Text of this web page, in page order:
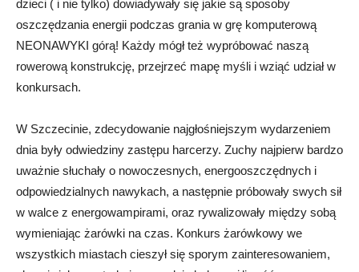
dzieci ( i nie tylko) dowiadywały się jakie są sposoby
oszczędzania energii podczas grania w grę komputerową
NEONAWYKI górą! Każdy mógł też wypróbować naszą
rowerową konstrukcję, przejrzeć mapę myśli i wziąć udział w
konkursach.
W Szczecinie, zdecydowanie najgłośniejszym wydarzeniem
dnia były odwiedziny zastępu harcerzy. Zuchy najpierw bardzo
uważnie słuchały o nowoczesnych, energooszczędnych i
odpowiedzialnych nawykach, a następnie próbowały swych sił
w walce z energowampirami, oraz rywalizowały między sobą
wymieniając żarówki na czas. Konkurs żarówkowy we
wszystkich miastach cieszył się sporym zainteresowaniem,